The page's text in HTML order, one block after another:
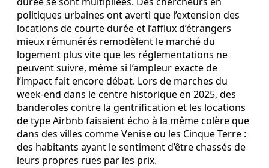
politiques urbaines ont averti que l’extension des
locations de courte durée et l’afflux d’étrangers
mieux rémunérés remodèlent le marché du
logement plus vite que les réglementations ne
peuvent suivre, même si l’ampleur exacte de
l’impact fait encore débat. Lors de marches du
week-end dans le centre historique en 2025, des
banderoles contre la gentrification et les locations
de type Airbnb faisaient écho à la même colère que
dans des villes comme Venise ou les Cinque Terre :
des habitants ayant le sentiment d’être chassés de
leurs propres rues par les prix.